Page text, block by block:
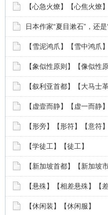
【心急火燎】【心焦火燎
日本作家“夏目漱石”，还
【雪泥鸿爪】【雪中鸿爪
【象似性原则】【像似性
【叙利亚首都】【大马士革
【虚壹而静】【虚一而静】
【形旁】【形符】【意符
【学徒工】【徒工】
【新加坡首都】【新加坡市
【悬殊】【相差悬殊】【
【休闲装】【休闲服】